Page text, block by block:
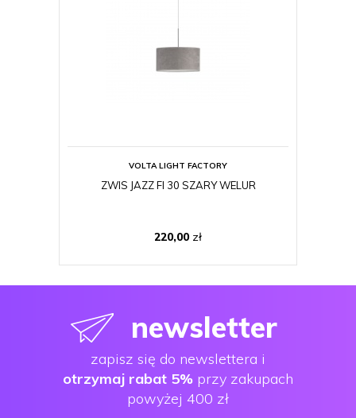
VOLTA LIGHT FACTORY
ZWIS JAZZ FI 30 SZARY WELUR
220,00 zł
newsletter
zapisz się do newslettera i
otrzymaj rabat 5% przy zakupach
powyżej 400 zł